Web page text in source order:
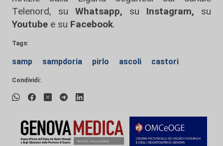
Telenord, su
Whatsapp, su Instagram, su
Youtube e su Facebook.
Tags:
samp sampdoria pirlo ascoli castori
Condividi: